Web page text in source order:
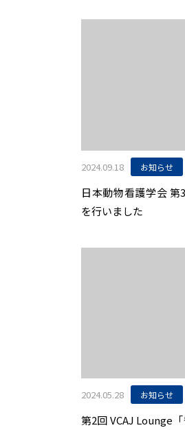
2024.09.18 お知らせ
日本動物看護学会
を行いました
2024.05.28 お知らせ
第2回 VCAJ Lounge